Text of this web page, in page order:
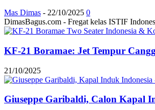
Mas Dimas - 22/10/2025 0
DimasBagus.com - Fregat kelas ISTIF
KF-21 Boramae: Jet Tempur
21/10/2025
Giuseppe Garibaldi, Calon Kapal